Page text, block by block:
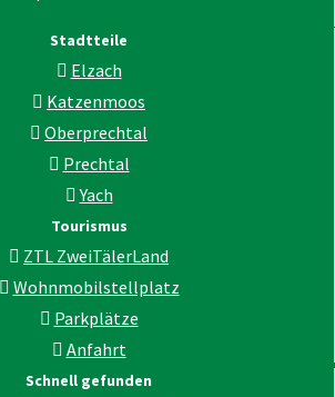
Stadtteile
Elzach
Katzenmoos
Oberprechtal
Prechtal
Yach
Tourismus
ZTL ZweiTälerLand
Wohnmobilstellplatz
Parkplätze
Anfahrt
Schnell gefunden